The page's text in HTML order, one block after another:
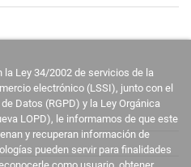
Ley 34/2002 de servicios de la
electrónico (LSSI), junto con el
Datos (RGPD) y la Ley Orgánica
LOPD), le informamos de que este
y recuperan información de
pueden servir para finalidades